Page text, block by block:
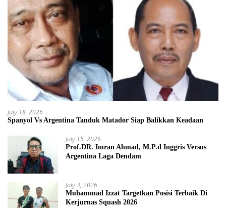
July 18, 2026
Spanyol Vs Argentina Tanduk Matador Siap Balikkan Keadaan
July 15, 2026
Prof.DR. Imran Ahmad, M.P.d Inggris Versus
Argentina Laga Dendam
July 3, 2026
Muhammad Izzat Targetkan Posisi Terbaik Di
Kerjurnas Squash 2026